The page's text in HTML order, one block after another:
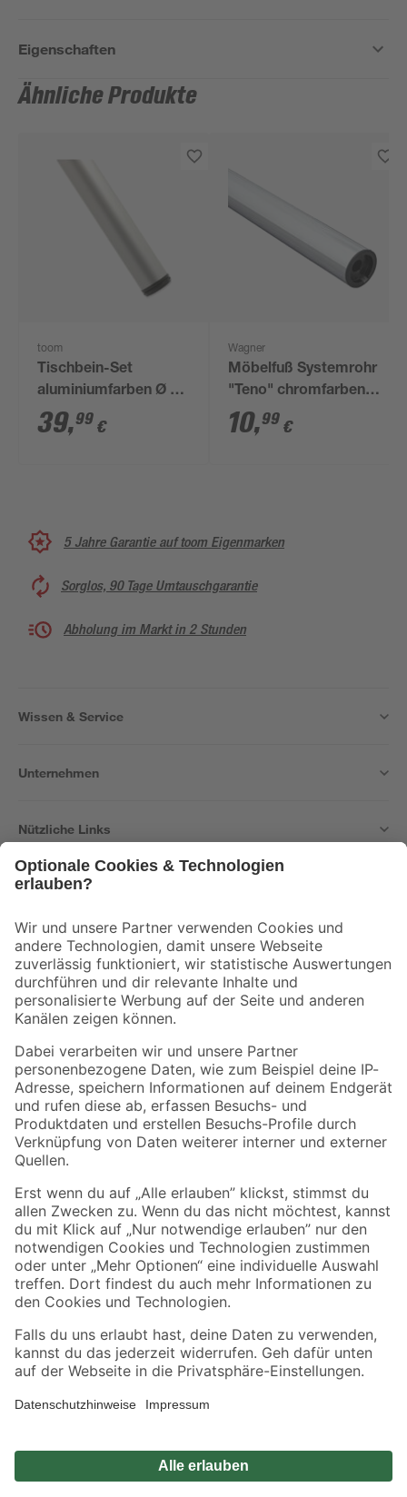
Eigenschaften
Ähnliche Produkte
toom
Tischbein-Set
aluminiumfarben Ø 6
x 71-73,5 cm 4-teilig
39,99 €
Wagner
Möbelfuß Systemrohr
"Teno" chromfarben Ø
30 x 718 mm
10,99 €
5 Jahre Garantie auf toom Eigenmarken
Sorglos, 90 Tage Umtauschgarantie
Abholung im Markt in 2 Stunden
Wissen & Service
Unternehmen
Nützliche Links
Der toom Newsletter: Keine Angebote und Aktionen mehr verpassen!
Zur Newsletter Anmeldung
Folge uns
Zahlungsarten Versandarten
Sicher einkaufen
Jetzt die toom-App herunterladen
Alle Preisangaben in EUR inkl. gesetzl. MwSt.. Die dargestellten Angebote sind unter
Umständen nicht in allen Märkten verfügbar. Die angegebenen Verfügbarkeiten beziehen
Produkte nur solange der Vorrat reicht.
*Paketversand ab 59 € versandkostenfrei, gilt nicht für Artikel mit Speditionsversand, hier
Privatsphäre Impressum
Nutzungsbedingungen
Widerrufsrecht Vertrag widerrufen